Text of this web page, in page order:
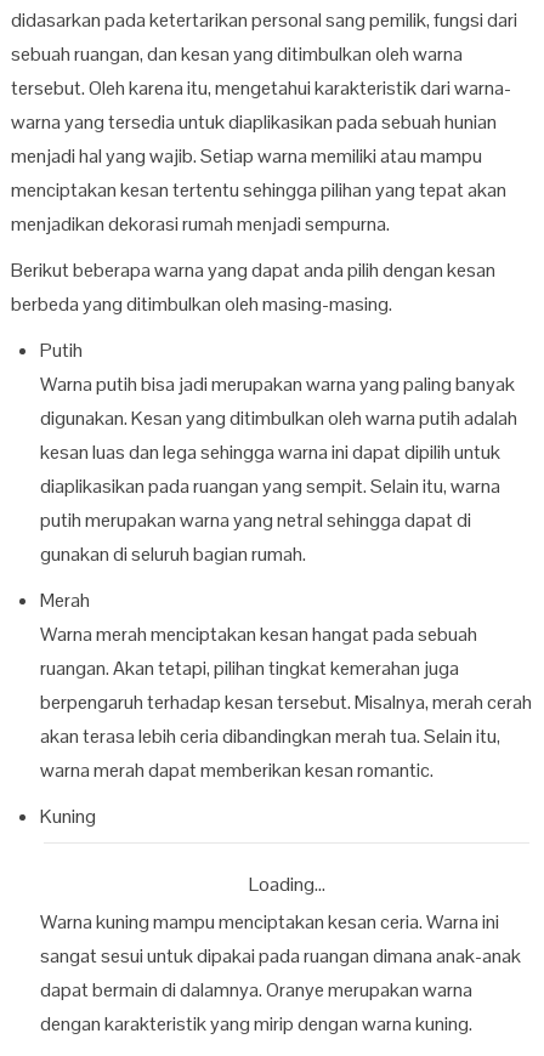
didasarkan pada ketertarikan personal sang pemilik, fungsi dari
sebuah ruangan, dan kesan yang ditimbulkan oleh warna
tersebut. Oleh karena itu, mengetahui karakteristik dari warna-
warna yang tersedia untuk diaplikasikan pada sebuah hunian
menjadi hal yang wajib. Setiap warna memiliki atau mampu
menciptakan kesan tertentu sehingga pilihan yang tepat akan
menjadikan dekorasi rumah menjadi sempurna.
Berikut beberapa warna yang dapat anda pilih dengan kesan
berbeda yang ditimbulkan oleh masing-masing.
Putih
Warna putih bisa jadi merupakan warna yang paling banyak
digunakan. Kesan yang ditimbulkan oleh warna putih adalah
kesan luas dan lega sehingga warna ini dapat dipilih untuk
diaplikasikan pada ruangan yang sempit. Selain itu, warna
putih merupakan warna yang netral sehingga dapat di
gunakan di seluruh bagian rumah.
Merah
Warna merah menciptakan kesan hangat pada sebuah
ruangan. Akan tetapi, pilihan tingkat kemerahan juga
berpengaruh terhadap kesan tersebut. Misalnya, merah cerah
akan terasa lebih ceria dibandingkan merah tua. Selain itu,
warna merah dapat memberikan kesan romantic.
Kuning
Loading...
Warna kuning mampu menciptakan kesan ceria. Warna ini
sangat sesui untuk dipakai pada ruangan dimana anak-anak
dapat bermain di dalamnya. Oranye merupakan warna
dengan karakteristik yang mirip dengan warna kuning.